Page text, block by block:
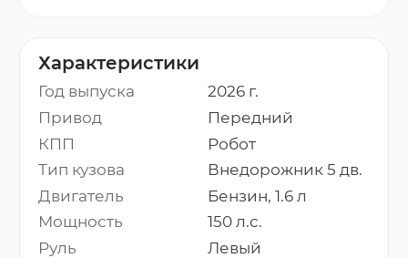
Характеристики
Год выпуска
2026 г.
Привод
Передний
КПП
Робот
Тип кузова
Внедорожник 5 дв.
Двигатель
Бензин, 1.6 л
Мощность
150 л.с.
Руль
Левый